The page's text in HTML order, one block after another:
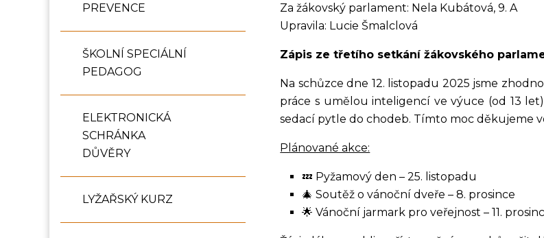
Za žákovský parlament: Nela Kubátová, 9. A
Upravila: Lucie Šmalclová
Zápis ze třetího setkání žákovského
Na schůzce dne 12. listopadu 2025 jsme
práce s umělou inteligencí ve výuce (od 13
sedací pytle do chodeb. Tímto moc děkujeme
Plánované akce:
💤 Pyžamový den – 25. listopadu
🎄 Soutěž o vánoční dveře – 8. prosince
🌟 Vánoční jarmark pro veřejnost – 11.
PREVENCE
ŠKOLNÍ SPECIÁLNÍ
PEDAGOG
ELEKTRONICKÁ
SCHRÁNKA
DŮVĚRY
LYŽAŘSKÝ KURZ